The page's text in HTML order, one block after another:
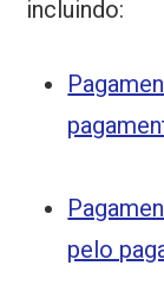
incluindo:
pelo